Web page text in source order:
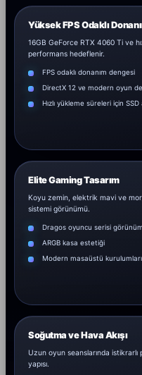
Yüksek FPS Odaklı
16GB GeForce RTX 4060 Ti ve
performans hedeflenir.
FPS odaklı donanım dengesi
DirectX 12 ve modern oyun
Hızlı yükleme süreleri için SSD
Elite Gaming Tasarım
Koyu zemin, elektrik mavi ve
sistemi görünümü.
Dragos oyuncu serisi görünüm
ARGB kasa estetiği
Modern masaüstü
Soğutma ve Hava Akışı
Uzun oyun seanslarında istikrarlı
yapısı.